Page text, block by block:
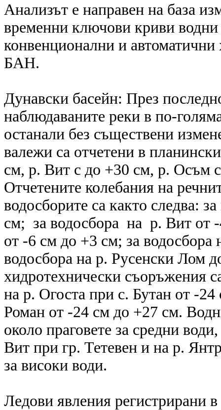
Анализът е направен на база
временни ключови криви водни
конвенционални и
БАН.
Дунавски басейн: През
наблюдаваните реки в по-
останали без съществени
валежи са отчетени в
см, р. Вит с до +30 см, р. Осъм
Отчетените колебания на
водосборите са както следва:
см; за водосбора на р. Вит от
от -6 см до +3 см; за
водосбора на р. Русенски Лом
хидротехнически съоръжения
на р. Огоста при с. Бутан от -
Роман от -24 см до +27 см.
около праговете за средни
Вит при гр. Тетевен и на р.
за високи води.
Ледови явления регистрирани в